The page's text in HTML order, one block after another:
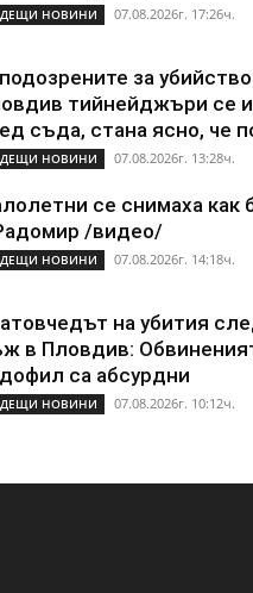
НОВИНИ 07.08.2026г. 17:26ч.
за
тийнейджъри се
съда, стана ясно, че
НОВИНИ 07.08.2026г. 13:28ч.
се снимаха как
/видео/
НОВИНИ 07.08.2026г. 14:18ч.
на убития
в Пловдив:
са абсурдни
НОВИНИ 07.08.2026г. 10:12ч.